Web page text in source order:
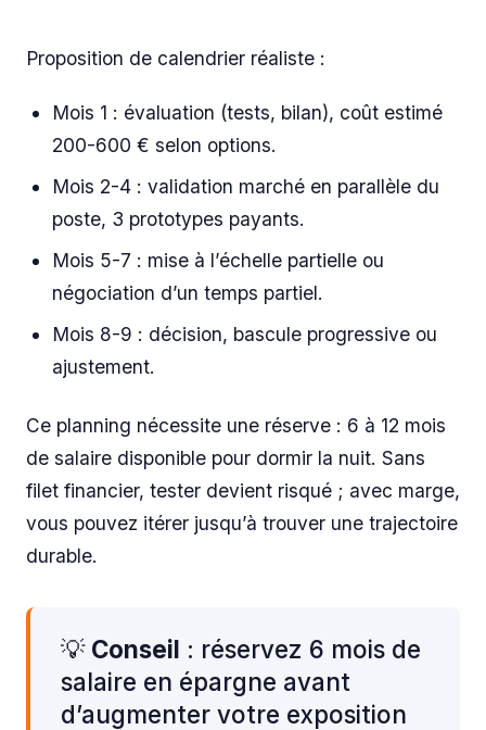
Proposition de calendrier réaliste :
Mois 1 : évaluation (tests, bilan), coût estimé
200-600 € selon options.
Mois 2-4 : validation marché en parallèle du
poste, 3 prototypes payants.
Mois 5-7 : mise à l’échelle partielle ou
négociation d’un temps partiel.
Mois 8-9 : décision, bascule progressive ou
ajustement.
Ce planning nécessite une réserve : 6 à 12 mois
de salaire disponible pour dormir la nuit. Sans
filet financier, tester devient risqué ; avec marge,
vous pouvez itérer jusqu’à trouver une trajectoire
durable.
💡 Conseil : réservez 6 mois de
salaire en épargne avant
d’augmenter votre exposition